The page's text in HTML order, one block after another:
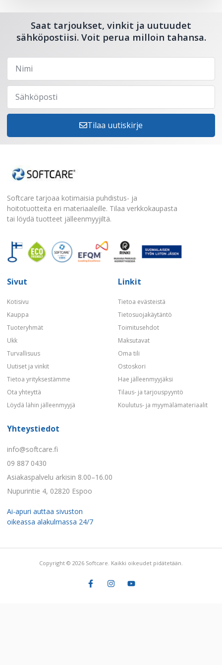
Saat tarjoukset, vinkit ja uutuudet
sähköpostiisi. Voit perua milloin tahansa.
Tilaa uutiskirje
Softcare tarjoaa kotimaisia puhdistus- ja
hoitotuotteita eri materiaaleille. Tilaa verkkokaupasta
tai löydä tuotteet jälleenmyyjiltä.
Sivut
Kotisivu
Kauppa
Tuoteryhmät
Ukk
Turvallisuus
Uutiset ja vinkit
Tietoa yrityksestämme
Ota yhteyttä
Löydä lähin jälleenmyyjä
Linkit
Tietoa evästeistä
Tietosuojakäytäntö
Toimitusehdot
Maksutavat
Oma tili
Ostoskori
Hae jälleenmyyjäksi
Tilaus- ja tarjouspyyntö
Koulutus- ja myymälämateriaalit
Yhteystiedot
info@softcare.fi
09 887 0430
Asiakaspalvelu arkisin 8.00–16.00
Nupurintie 4, 02820 Espoo
Ai-apuri auttaa sivuston
oikeassa alakulmassa 24/7
Copyright © 2026 Softcare. Kaikki oikeudet pidätetään.